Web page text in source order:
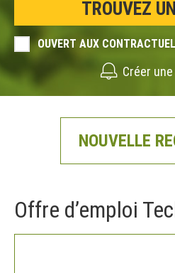
OUVERT AUX
Créer
NOUVELLE
Offre d’emploi